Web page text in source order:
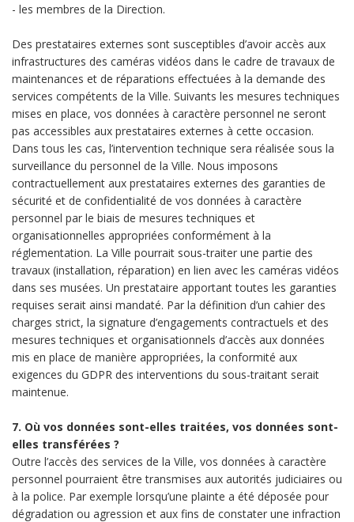
- les membres de la Direction.
Des prestataires externes sont susceptibles d’avoir accès aux
infrastructures des caméras vidéos dans le cadre de travaux de
maintenances et de réparations effectuées à la demande des
services compétents de la Ville. Suivants les mesures techniques
mises en place, vos données à caractère personnel ne seront
pas accessibles aux prestataires externes à cette occasion.
Dans tous les cas, l’intervention technique sera réalisée sous la
surveillance du personnel de la Ville. Nous imposons
contractuellement aux prestataires externes des garanties de
sécurité et de confidentialité de vos données à caractère
personnel par le biais de mesures techniques et
organisationnelles appropriées conformément à la
réglementation. La Ville pourrait sous-traiter une partie des
travaux (installation, réparation) en lien avec les caméras vidéos
dans ses musées. Un prestataire apportant toutes les garanties
requises serait ainsi mandaté. Par la définition d’un cahier des
charges strict, la signature d’engagements contractuels et des
mesures techniques et organisationnels d’accès aux données
mis en place de manière appropriées, la conformité aux
exigences du GDPR des interventions du sous-traitant serait
maintenue.
7. Où vos données sont-elles traitées, vos données sont-
elles transférées ?
Outre l’accès des services de la Ville, vos données à caractère
personnel pourraient être transmises aux autorités judiciaires ou
à la police. Par exemple lorsqu’une plainte a été déposée pour
dégradation ou agression et aux fins de constater une infraction